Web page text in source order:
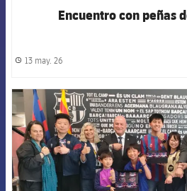
Encuentro con peñas
label.share.clock
13 may. 26
FCB